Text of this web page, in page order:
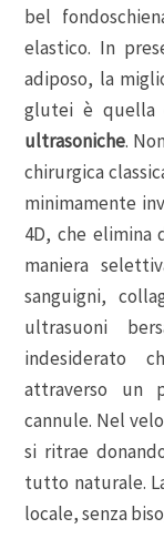
bel
elastico. In
adiposo, la
glutei è quella
ultrasoniche.
chirurgica
minimamente
4D, che elimina
maniera
sanguigni,
ultrasuoni
indesiderato
attraverso un
cannule. Nel
si ritrae
tutto naturale.
locale, senza